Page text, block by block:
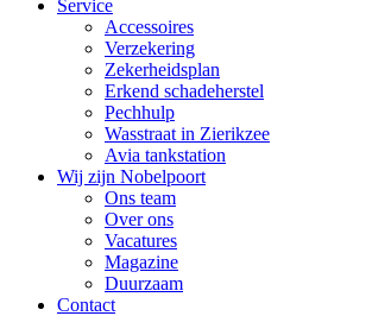
Service
Accessoires
Verzekering
Zekerheidsplan
Erkend schadeherstel
Pechhulp
Wasstraat in Zierikzee
Avia tankstation
Wij zijn Nobelpoort
Ons team
Over ons
Vacatures
Magazine
Duurzaam
Contact